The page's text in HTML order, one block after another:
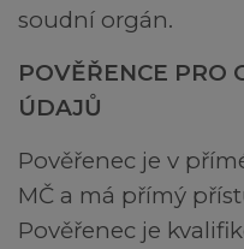
soudní orgán.
POVĚŘENCE PRO
ÚDAJŮ
Pověřenec je v
MČ a má přímý
Pověřenec je